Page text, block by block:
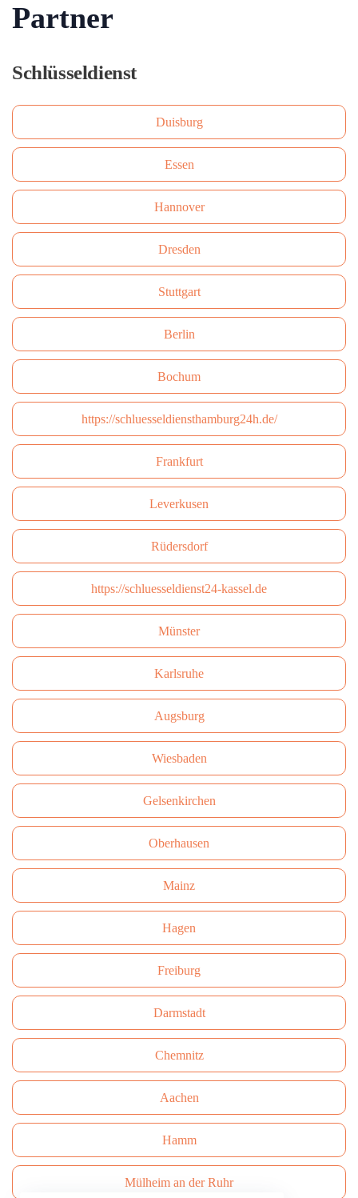
Partner
Schlüsseldienst
Duisburg
Essen
Hannover
Dresden
Stuttgart
Berlin
Bochum
https://schluesseldiensthamburg24h.de/
Frankfurt
Leverkusen
Rüdersdorf
https://schluesseldienst24-kassel.de
Münster
Karlsruhe
Augsburg
Wiesbaden
Gelsenkirchen
Oberhausen
Mainz
Hagen
Freiburg
Darmstadt
Сhemnitz
Aachen
Hamm
Mülheim an der Ruhr